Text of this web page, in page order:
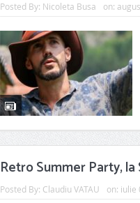
Posted By: Nicoleta Busa on:
Retro Summer Party, la
Posted By: Claudiu VATAU on: iulie